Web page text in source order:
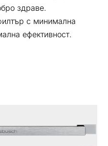
здраве.
с минимална
ефективност.